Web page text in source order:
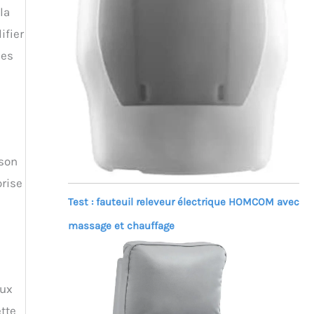
Test : fauteuil releveur électrique HOMCOM avec
massage et chauffage